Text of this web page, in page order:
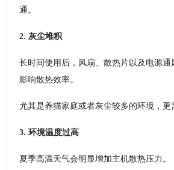
通。
2. 灰尘堆积
长时间使用后，风扇、散热片以及电源通
影响散热效率。
尤其是养猫家庭或者灰尘较多的环境，更
3. 环境温度过高
夏季高温天气会明显增加主机散热压力。